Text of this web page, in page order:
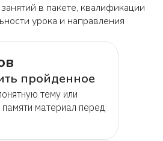
в пакете, квалификации
урока и направления
пройденное
тему или
материал перед